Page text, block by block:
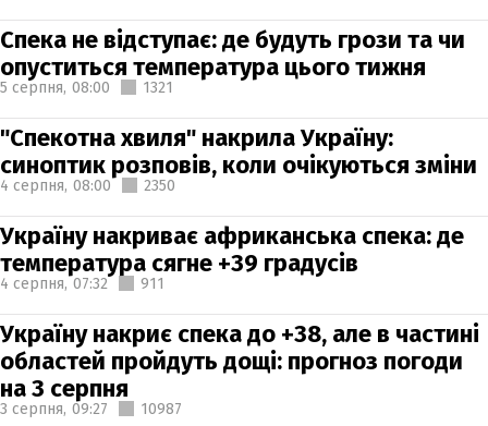
Спека не відступає: де будуть грози та чи
опуститься температура цього тижня
5 серпня, 08:00 1321
"Спекотна хвиля" накрила Україну:
синоптик розповів, коли очікуються зміни
4 серпня, 08:00 2350
Україну накриває африканська спека: де
температура сягне +39 градусів
4 серпня, 07:32 911
Україну накриє спека до +38, але в частині
областей пройдуть дощі: прогноз погоди
на 3 серпня
3 серпня, 09:27 10987